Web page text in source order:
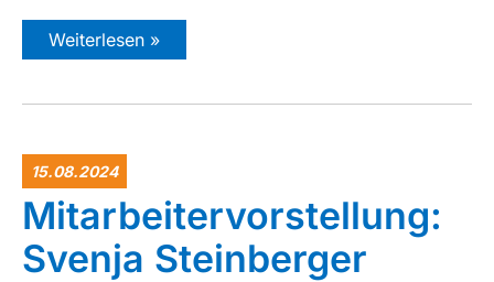
Weiterlesen »
15.08.2024
Mitarbeitervorstellung:
Svenja Steinberger